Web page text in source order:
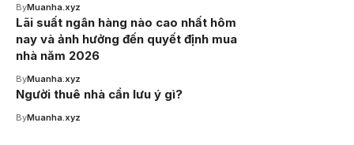
ByMuanha.xyz
Lãi suất ngân hàng nào cao nhất hôm
nay và ảnh hưởng đến quyết định mua
nhà năm 2026
ByMuanha.xyz
Người thuê nhà cần lưu ý gì?
ByMuanha.xyz